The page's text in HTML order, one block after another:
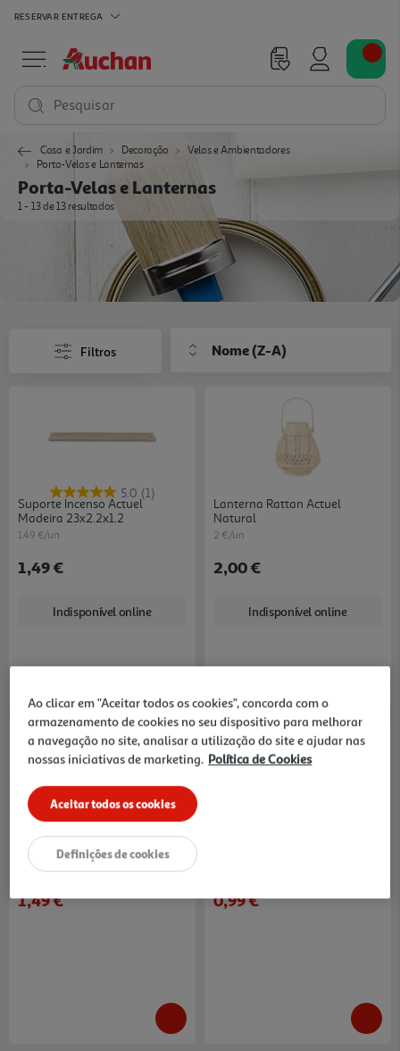
RESERVAR ENTREGA
Pesquisar
Casa e Jardim Decoração
Velas e Ambientadores
Porta-Velas e Lanternas
Porta-Velas e Lanternas
1 - 13 de 13 resultados
Filtros Nome (Z-A)
5.0 (1)
Suporte Incenso Actuel
Madeira 23x2.2x1.2
1.49 €/un
1,49 €
Indisponível online
Lanterna Rattan Actuel
Natural
2 €/un
2,00 €
Indisponível online
Castiçal Vidro Actuel
Transparente Ø5.6xa6.6cm
1.49 €/un
1,49 € 0,99 €
Ao clicar em "Aceitar todos os cookies", concorda com o
armazenamento de cookies no seu dispositivo para melhorar
a navegação no site, analisar a utilização do site e ajudar nas
nossas iniciativas de marketing. Política de Cookies
Aceitar todos os cookies
Definições de cookies